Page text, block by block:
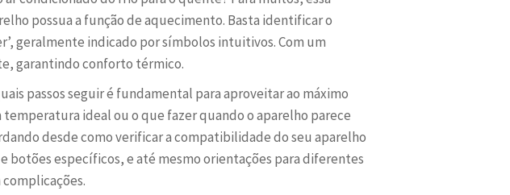
possua a função de aquecimento. Basta identificar o
geralmente indicado por símbolos intuitivos. Com um
garantindo conforto térmico.
passos seguir é fundamental para aproveitar ao máximo
ideal ou o que fazer quando o aparelho parece
desde como verificar a compatibilidade do seu aparelho
botões específicos, e até mesmo orientações para diferentes